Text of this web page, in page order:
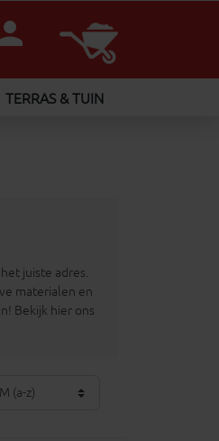
TERRAS & TUIN
juiste adres.
materialen en
Bekijk hier ons